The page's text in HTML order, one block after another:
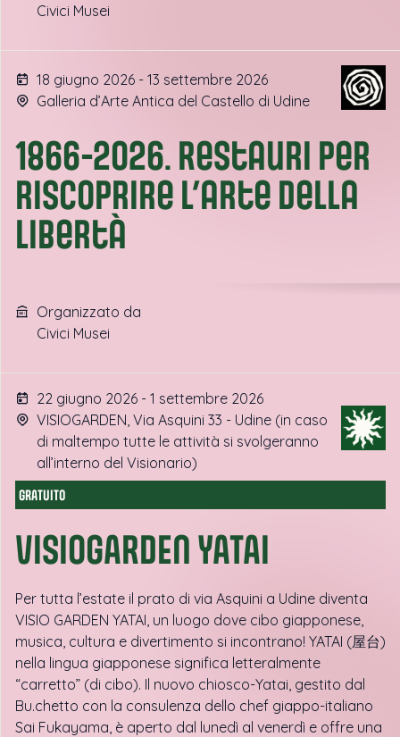
Civici Musei
18 giugno 2026 - 13 settembre 2026
Galleria d’Arte Antica del Castello di Udine
1866-2026. Restauri per
riscoprire l’arte della
libertà
Organizzato da
Civici Musei
22 giugno 2026 - 1 settembre 2026
VISIOGARDEN, Via Asquini 33 - Udine (in caso
di maltempo tutte le attività si svolgeranno
all’interno del Visionario)
GRATUITO
VISIOGARDEN YATAI
Per tutta l’estate il prato di via Asquini a Udine diventa
VISIO GARDEN YATAI, un luogo dove cibo giapponese,
musica, cultura e divertimento si incontrano! YATAI (屋台)
nella lingua giapponese significa letteralmente
“carretto” (di cibo). Il nuovo chiosco-Yatai, gestito dal
Bu.chetto con la consulenza dello chef giappo-italiano
Sai Fukayama, è aperto dal lunedì al venerdì e offre una